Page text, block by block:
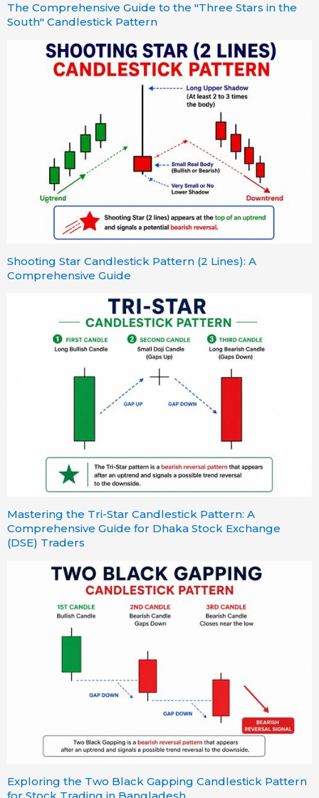
The Comprehensive Guide to the "Three Stars in the
South" Candlestick Pattern
Shooting Star Candlestick Pattern (2 Lines): A
Comprehensive Guide
Mastering the Tri-Star Candlestick Pattern: A
Comprehensive Guide for Dhaka Stock Exchange
(DSE) Traders
Exploring the Two Black Gapping Candlestick Pattern
for Stock Trading in Bangladesh